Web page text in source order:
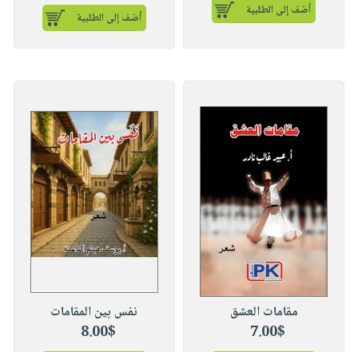
أضف إلى الطلبية أضف إلى الطلبية
مقامات العشق
7.00$
نفس بين المقامات
8.00$